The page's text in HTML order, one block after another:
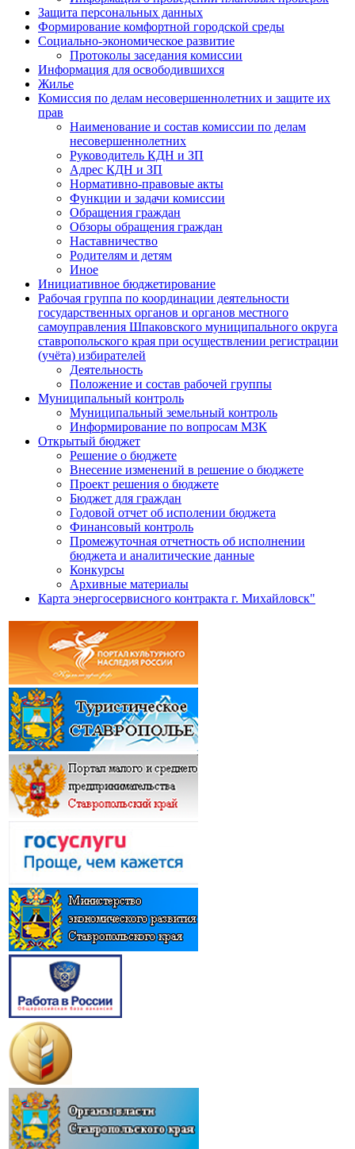
Защита персональных данных
Формирование комфортной городской среды
Социально-экономическое развитие
Протоколы заседания комиссии
Информация для освободившихся
Жилье
Комиссия по делам несовершеннолетних и защите их
прав
Наименование и состав комиссии по делам
несовершеннолетних
Руководитель КДН и ЗП
Адрес КДН и ЗП
Нормативно-правовые акты
Функции и задачи комиссии
Обращения граждан
Обзоры обращения граждан
Наставничество
Родителям и детям
Иное
Инициативное бюджетирование
Рабочая группа по координации деятельности
государственных органов и органов местного
самоуправления Шпаковского муниципального округа
ставропольского края при осуществлении регистрации
(учёта) избирателей
Деятельность
Положение и состав рабочей группы
Муниципальный контроль
Муниципальный земельный контроль
Информирование по вопросам МЗК
Открытый бюджет
Решение о бюджете
Внесение изменений в решение о бюджете
Проект решения о бюджете
Бюджет для граждан
Годовой отчет об исполении бюджета
Финансовый контроль
Промежуточная отчетность об исполнении
бюджета и аналитические данные
Конкурсы
Архивные материалы
Карта энергосервисного контракта г. Михайловск"